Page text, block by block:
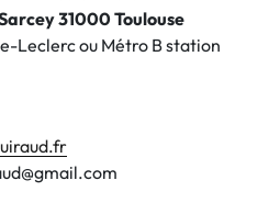
31000 Toulouse
Leclerc ou Métro B station